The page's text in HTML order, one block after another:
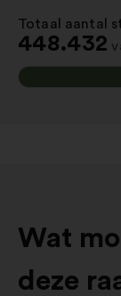
Totaal aantal
448.432
Wat
deze